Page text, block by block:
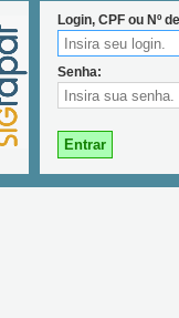
Login, CPF ou Nº
Senha:
Entrar